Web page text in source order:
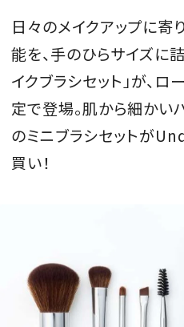
会員登録
Log in or Sign up
SPUR読者のためのメンバ
日々のメイクアップに寄
能を、手のひらサイズに
イクブラシセット」が、
定で登場。肌から細かい
のミニブラシセットが
買い！